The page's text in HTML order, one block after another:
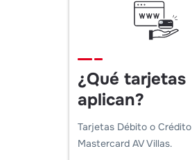
¿Qué tarjetas
aplican?
Tarjetas Débito o Crédito
Mastercard AV Villas.